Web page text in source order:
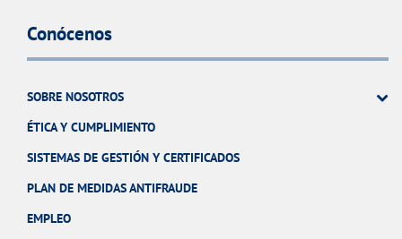
Conócenos
SOBRE NOSOTROS
ÉTICA Y CUMPLIMIENTO
SISTEMAS DE GESTIÓN Y CERTIFICADOS
PLAN DE MEDIDAS ANTIFRAUDE
EMPLEO